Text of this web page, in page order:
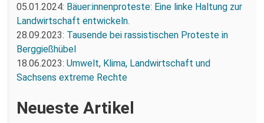
05.01.2024: Bäuer:innenproteste: Eine linke Haltung zur
Landwirtschaft entwickeln.
28.09.2023: Tausende bei rassistischen Proteste in
Berggießhübel
18.06.2023: Umwelt, Klima, Landwirtschaft und
Sachsens extreme Rechte
Neueste Artikel